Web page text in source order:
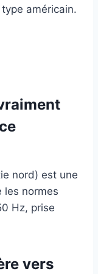
américain.
nord) est une
les normes
Hz, prise
vers